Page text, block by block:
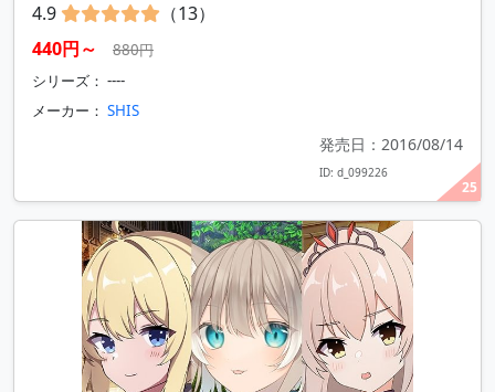
25
4.9
（13）
440円～
880円
シリーズ： ----
メーカー： SHIS
発売日：2016/08/14
ID: d_099226